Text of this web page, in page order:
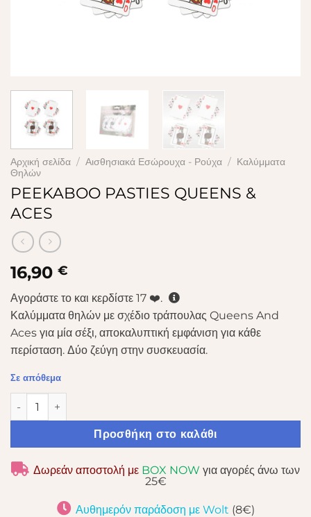
Αρχική σελίδα / Αισθησιακά Εσώρουχα - Ρούχα / Καλύμματα
Θηλών
PEEKABOO PASTIES QUEENS &
ACES
16,90 €
Αγοράστε το και κερδίστε 17 ❤️.
Καλύμματα θηλών με σχέδιο τράπουλας Queens And
Aces για μία σέξι, αποκαλυπτική εμφάνιση για κάθε
περίσταση. Δύο ζεύγη στην συσκευασία.
Σε απόθεμα
PEEKABOO PASTIES QUEENS & ACES ποσότητα
Προσθήκη στο καλάθι
Δωρεάν αποστολή με BOX NOW για αγορές άνω των
25€
Αυθημερόν παράδοση με Wolt (8€)